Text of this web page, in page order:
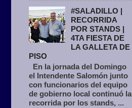
#SALADILLO |
RECORRIDA
POR STANDS |
4TA FIESTA DE
LA GALLETA DE
PISO
En la jornada del Domingo
el Intendente Salomón junto
con funcionarios del equipo
de gobierno local continuó la
recorrida por los stands, ...